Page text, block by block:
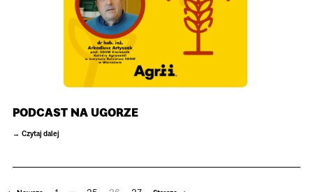
PODCAST NA UGORZE
Czytaj dalej